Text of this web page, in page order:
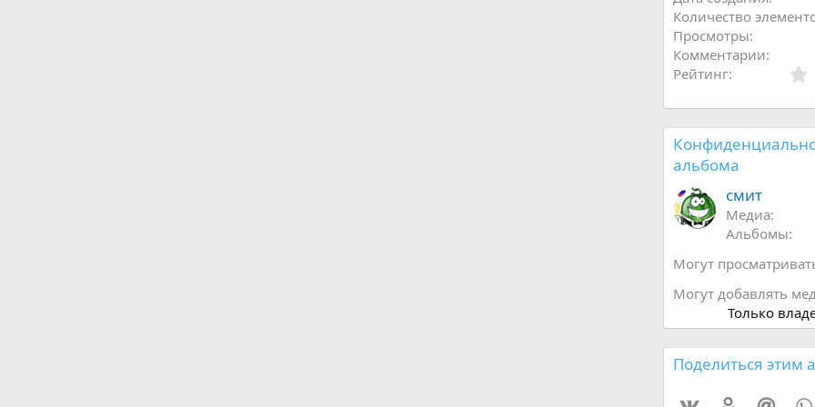
Количество
Просмотры
Комментарии
Рейтинг
альбома
смит
Медиа
Альбомы
Могут
Могут добавлять
Только
Поделиться этим